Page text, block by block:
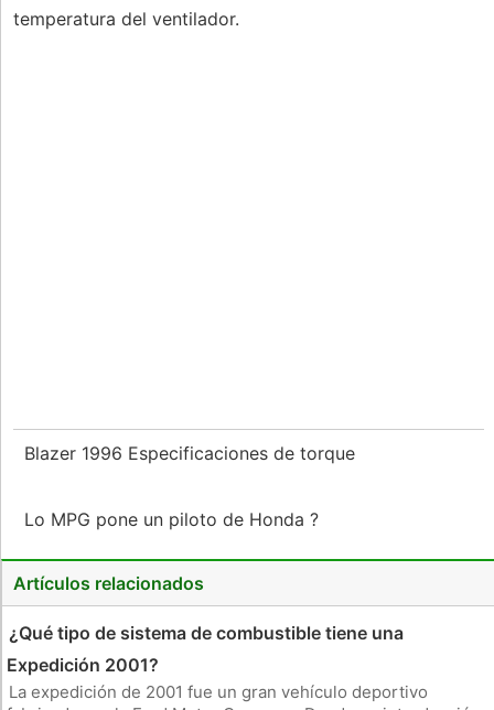
temperatura del ventilador.
Blazer 1996 Especificaciones de torque
Lo MPG pone un piloto de Honda ?
Artículos relacionados
¿Qué tipo de sistema de combustible tiene una
Expedición 2001?
La expedición de 2001 fue un gran vehículo deportivo